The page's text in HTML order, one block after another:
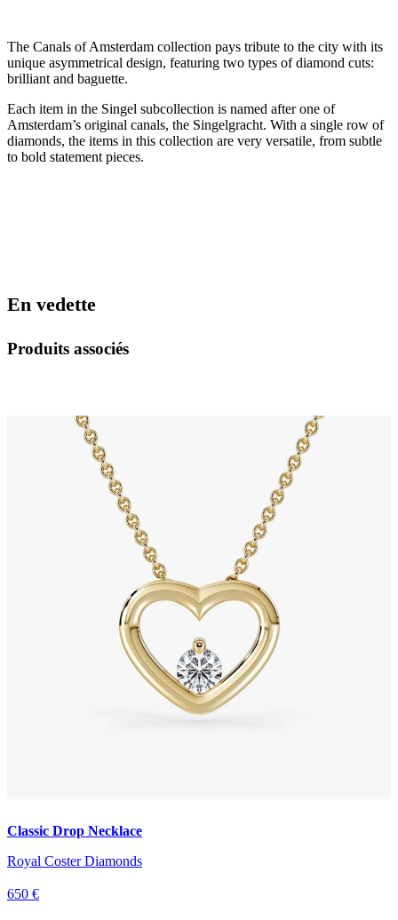
The Canals of Amsterdam collection pays tribute to the city with its
unique asymmetrical design, featuring two types of diamond cuts:
brilliant and baguette.
Each item in the Singel subcollection is named after one of
Amsterdam’s original canals, the Singelgracht. With a single row of
diamonds, the items in this collection are very versatile, from subtle
to bold statement pieces.
En vedette
Produits associés
Classic Drop Necklace
Royal Coster Diamonds
650 €